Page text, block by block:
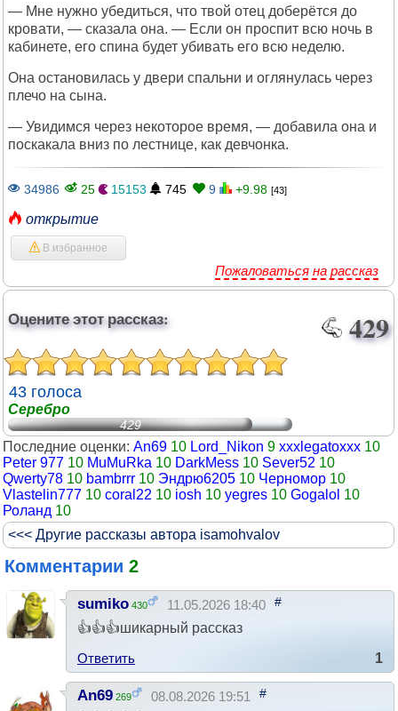
— Мне нужно убедиться, что твой отец доберётся до
кровати, — сказала она. — Если он проспит всю ночь в
кабинете, его спина будет убивать его всю неделю.
Она остановилась у двери спальни и оглянулась через
плечо на сына.
— Увидимся через некоторое время, — добавила она и
поскакала вниз по лестнице, как девчонка.
34986 25 15153 745 9 +9.98 [43]
открытие
В избранное
Пожаловаться на рассказ
Оцените этот рассказ: 429
43 голоса
Серебро
429
Последние оценки: An69 10 Lord_Nikon 9 xxxlegatoxxx 10
Peter 977 10 MuMuRka 10 DarkMess 10 Sever52 10
Qwerty78 10 bambrrr 10 Эндрю6205 10 Черномор 10
Vlastelin777 10 coral22 10 iosh 10 yegres 10 Gogalol 10
Роланд 10
<<< Другие рассказы автора isamohvalov
Комментарии 2
sumiko 430 11.05.2026 18:40 #
👍👍👍шикарный рассказ
Ответить
1
An69 269 08.08.2026 19:51 #